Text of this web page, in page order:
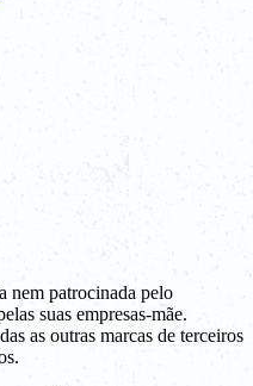
nem patrocinada pelo
suas empresas-mãe.
as outras marcas de terceiros